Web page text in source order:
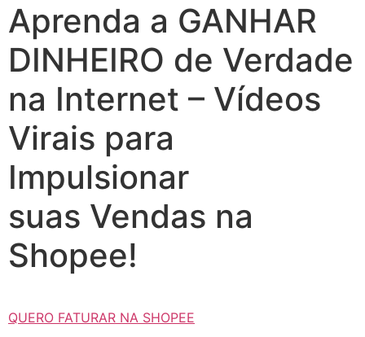
Aprenda a GANHAR
DINHEIRO de Verdade
na Internet – Vídeos
Virais para
Impulsionar
suas Vendas na
Shopee!
QUERO FATURAR NA SHOPEE